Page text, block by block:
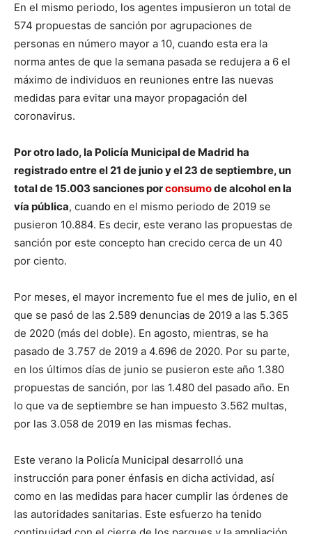
En el mismo periodo, los agentes impusieron un total de
574 propuestas de sanción por agrupaciones de
personas en número mayor a 10, cuando esta era la
norma antes de que la semana pasada se redujera a 6 el
máximo de individuos en reuniones entre las nuevas
medidas para evitar una mayor propagación del
coronavirus.
Por otro lado, la Policía Municipal de Madrid ha
registrado entre el 21 de junio y el 23 de septiembre, un
total de 15.003 sanciones porconsumode alcohol en la
vía pública, cuando en el mismo periodo de 2019 se
pusieron 10.884. Es decir, este verano las propuestas de
sanción por este concepto han crecido cerca de un 40
por ciento.
Por meses, el mayor incremento fue el mes de julio, en el
que se pasó de las 2.589 denuncias de 2019 a las 5.365
de 2020 (más del doble). En agosto, mientras, se ha
pasado de 3.757 de 2019 a 4.696 de 2020. Por su parte,
en los últimos días de junio se pusieron este año 1.380
propuestas de sanción, por las 1.480 del pasado año. En
lo que va de septiembre se han impuesto 3.562 multas,
por las 3.058 de 2019 en las mismas fechas.
Este verano la Policía Municipal desarrolló una
instrucción para poner énfasis en dicha actividad, así
como en las medidas para hacer cumplir las órdenes de
las autoridades sanitarias. Este esfuerzo ha tenido